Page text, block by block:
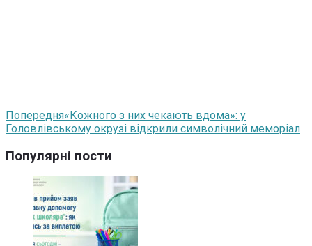
Попередня«Кожного з них чекають вдома»: у
Головлівському окрузі відкрили символічний меморіал
Популярні пости